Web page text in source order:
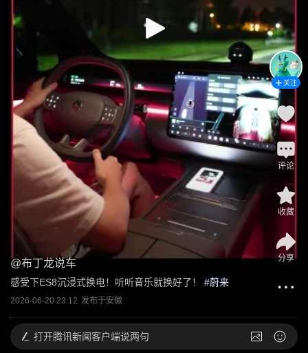
@布丁龙说车
感受下ES8沉浸式换电！听听音乐就换好了！ #蔚来
2026-06-20 23:12 发布于安徽
关注
评论
收藏
分享
打开腾讯新闻客户端说两句